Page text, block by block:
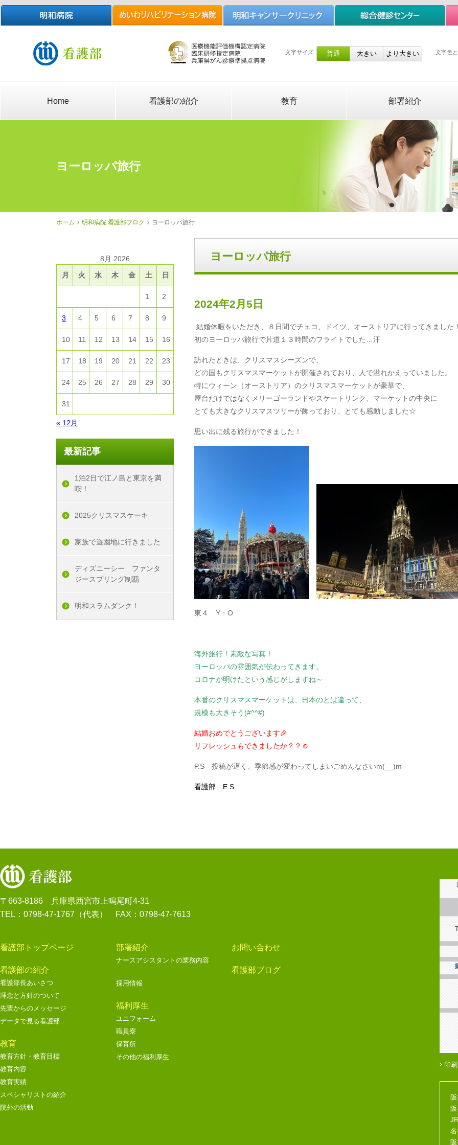
文字サイズ 文字色
Home 看護部の紹介 教育 部署紹介
ヨーロッパ旅行
ホーム 明和病院 看護部ブログ ヨーロッパ旅行
8月 2026
月
火 水 木 金 土 日
1 2
3 4 5 6 7 8 9
10 11 12 13 14 15 16
17 18 19 20 21 22 23
24 25 26 27 28 29 30
31
« 12月
最新記事
1泊2日で江ノ島と東京を満
喫！
2025クリスマスケーキ
家族で遊園地に行きました
ディズニーシー ファンタ
ジースプリング制覇
明和スラムダンク！
ヨーロッパ旅行
2024年2月5日
結婚休暇をいただき、８日間でチェコ、ドイツ、オーストリアに行ってきました
初のヨーロッパ旅行で片道１３時間のフライトでした…汗
訪れたときは、クリスマスシーズンで、
どの国もクリスマスマーケットが開催されており、人で溢れかえっていました。
特にウィーン（オーストリア）のクリスマスマーケットが豪華で、
屋台だけではなくメリーゴーランドやスケートリンク、マーケットの中央に
とても大きなクリスマスツリーが飾っており、とても感動しました☆
思い出に残る旅行ができました！
東４ Y・O
海外旅行！素敵な写真！
ヨーロッパの雰囲気が伝わってきます。
コロナが明けたという感じがしますね～
本番のクリスマスマーケットは、日本のとは違って、
規模も大きそう(#^^#)
結婚おめでとうございます🎉
リフレッシュもできましたか？？☺
P.S 投稿が遅く、季節感が変わってしまいごめんなさいm(__)m
看護部 E.S
〒663-8186 兵庫県西宮市上鳴尾町4-31
TEL：0798-47-1767（代表） FAX：0798-47-7613
看護部トップページ
看護部の紹介
看護部長あいさつ
理念と方針のついて
先輩からのメッセージ
データで見る看護部
教育
教育方針・教育目標
教育内容
教育実績
スペシャリストの紹介
院外の活動
部署紹介
ナースアシスタントの業務内容
採用情報
福利厚生
ユニフォーム
職員寮
保育所
その他の福利厚生
お問い合わせ
看護部ブログ
印